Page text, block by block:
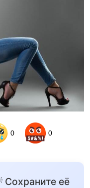
0 0
Сохраните её